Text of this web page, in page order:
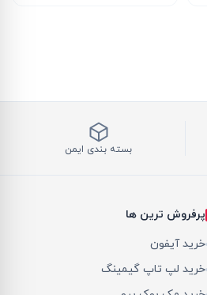
بسته بندی ایمن
پرفروش ترین ها
خرید آیفون
خرید لپ تاپ گیمینگ